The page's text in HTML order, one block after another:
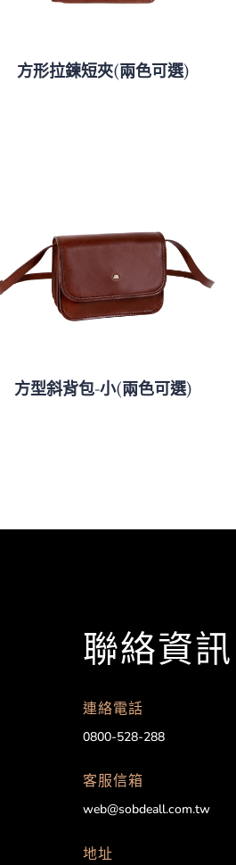
方形拉鍊短夾(兩色可選)
方型斜背包-小(兩色可選)
聯絡資訊
連絡電話
0800-528-288
客服信箱
web@sobdeall.com.tw
地址